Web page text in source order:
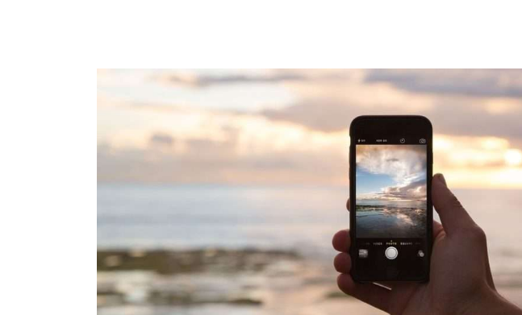
kotimaista
myös
verkkopalveluissa